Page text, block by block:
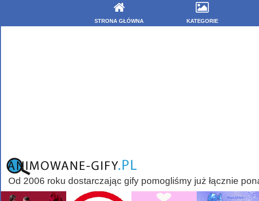
STRONA GŁÓWNA KATEGORIE
Od 2006 roku dostarczając gify pomogliśmy już łącznie